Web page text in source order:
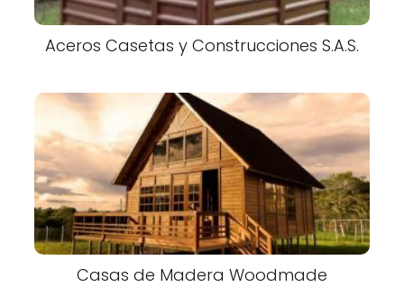
Aceros Casetas y Construcciones S.A.S.
Casas de Madera Woodmade